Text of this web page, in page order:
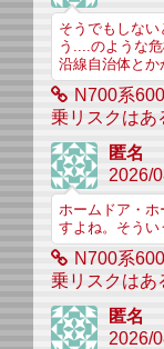
そうでもしな
う....のような
沿線自治体とか
N700系
乗リスクはあ
匿名
2026/
ホームドア・
すよね。そうい
N700系
乗リスクはあ
匿名
2026/